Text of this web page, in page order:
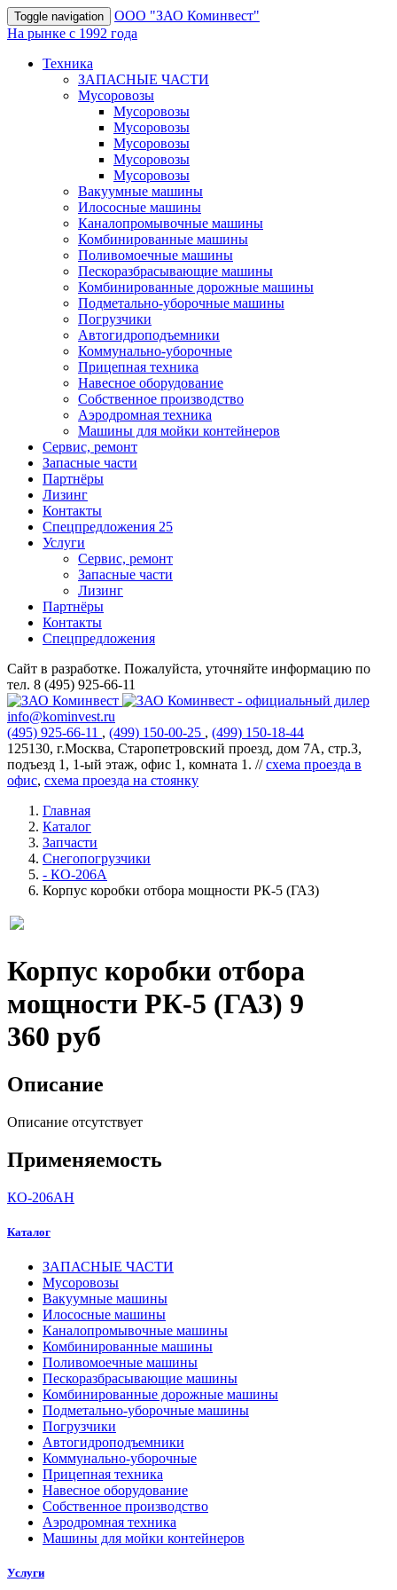
Toggle navigation
OOO "ЗАО Коминвест"
На рынке с 1992 года
Техника
ЗАПАСНЫЕ ЧАСТИ
Мусоровозы
Мусоровозы
Мусоровозы
Мусоровозы
Мусоровозы
Мусоровозы
Вакуумные машины
Илососные машины
Каналопромывочные машины
Комбинированные машины
Поливомоечные машины
Пескоразбрасывающие машины
Комбинированные дорожные машины
Подметально-уборочные машины
Погрузчики
Автогидроподъемники
Коммунально-уборочные
Прицепная техника
Навесное оборудование
Собственное производство
Аэродромная техника
Машины для мойки контейнеров
Сервис, ремонт
Запасные части
Партнёры
Лизинг
Контакты
Спецпредложения 25
Услуги
Сервис, ремонт
Запасные части
Лизинг
Партнёры
Контакты
Спецпредложения
Сайт в разработке. Пожалуйста, уточняйте информацию по
тел. 8 (495) 925-66-11
info@kominvest.ru
(495) 925-66-11 , (499) 150-00-25 , (499) 150-18-44
125130, г.Москва, Старопетровский проезд, дом 7А, стр.3,
подъезд 1, 1-ый этаж, офис 1, комната 1. //схема проезда в
офис, схема проезда на стоянку
Главная
Каталог
Запчасти
Снегопогрузчики
- КО-206А
Корпус коробки отбора мощности РК-5 (ГАЗ)
Корпус коробки отбора
мощности РК-5 (ГАЗ) 9
360 руб
Описание
Описание отсутствует
Применяемость
КО-206АН
Каталог
ЗАПАСНЫЕ ЧАСТИ
Мусоровозы
Вакуумные машины
Илососные машины
Каналопромывочные машины
Комбинированные машины
Поливомоечные машины
Пескоразбрасывающие машины
Комбинированные дорожные машины
Подметально-уборочные машины
Погрузчики
Автогидроподъемники
Коммунально-уборочные
Прицепная техника
Навесное оборудование
Собственное производство
Аэродромная техника
Машины для мойки контейнеров
Услуги